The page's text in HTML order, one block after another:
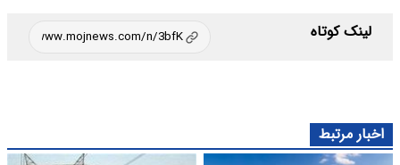
لینک کوتاه
اخبار مرتبط